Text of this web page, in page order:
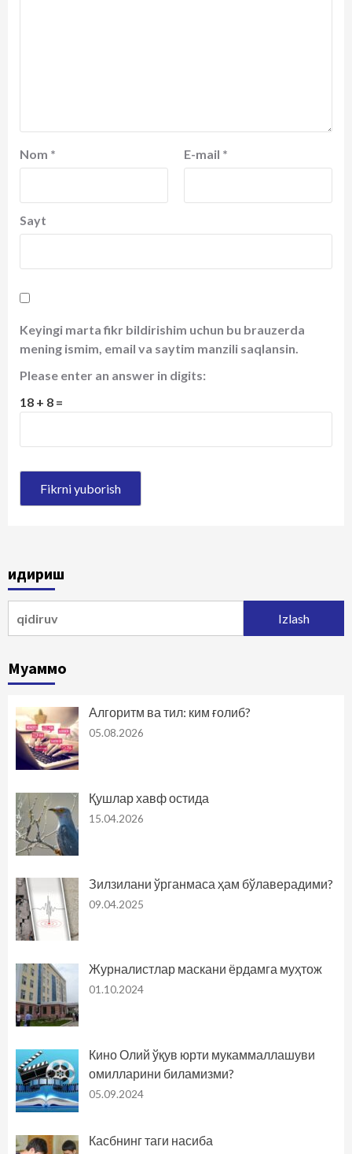
Nom * E-mail *
Sayt
Keyingi marta fikr bildirishim uchun bu brauzerda
mening ismim, email va saytim manzili saqlansin.
Please enter an answer in digits:
18 + 8 =
Қидириш
Муаммо
Алгоритм ва тил: ким ғолиб?
05.08.2026
Қушлар хавф остида
15.04.2026
Зилзилани ўрганмаса ҳам бўлаверадими?
09.04.2025
Журналистлар маскани ёрдамга муҳтож
01.10.2024
Кино Олий ўқув юрти мукаммаллашуви
омилларини биламизми?
05.09.2024
Касбнинг таги насиба